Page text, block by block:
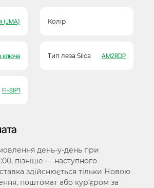
(JMA) Колір
ключа Тип леза Silca AM2RDP
FI-8IP1
день-у-день при
пізніше — наступного
здійснюється тільки Новою
поштомат або курʼєром за